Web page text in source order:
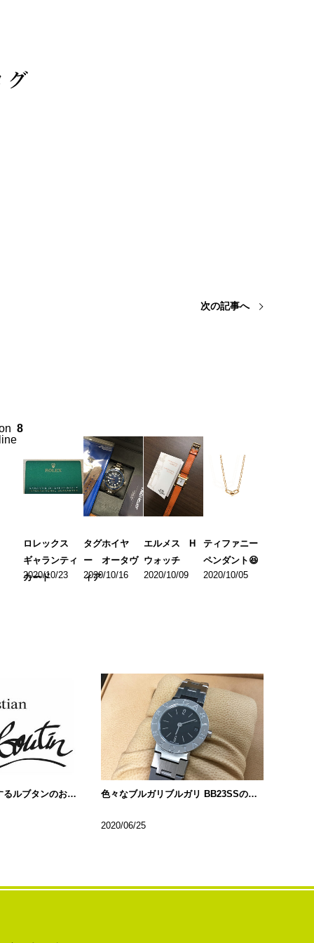
次の記事へ
8
ロレックス
ギャランティ
カード
2020/10/23
タグホイヤ
ー オータヴ
ィア
2020/10/16
エルメス H
ウォッチ
2020/10/09
ティファニー
ペンダント😆
2020/10/05
芸能人も多く愛用するルブタンのお財布!! 色々なブルガリブルガリ BB23SSの種類について…
2020/06/25